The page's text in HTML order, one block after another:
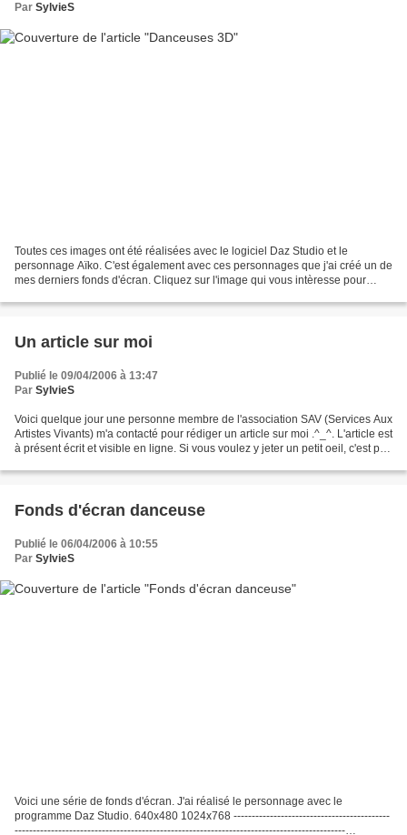
Par SylvieS
Toutes ces images ont été réalisées avec le logiciel Daz Studio et le
personnage Aïko. C'est également avec ces personnages que j'ai créé un de
mes derniers fonds d'écran. Cliquez sur l'image qui vous intèresse pour
Un article sur moi
Publié le 09/04/2006 à 13:47
Par SylvieS
Voici quelque jour une personne membre de l'association SAV (Services Aux
Artistes Vivants) m'a contacté pour rédiger un article sur moi .^_^. L'article est
à présent écrit et visible en ligne. Si vous voulez y jeter un petit oeil, c'est par
Fonds d'écran danceuse
Publié le 06/04/2006 à 10:55
Par SylvieS
Voici une série de fonds d'écran. J'ai réalisé le personnage avec le
programme Daz Studio. 640x480 1024x768 -------------------------------------------
-------------------------------------------------------------------------------------------